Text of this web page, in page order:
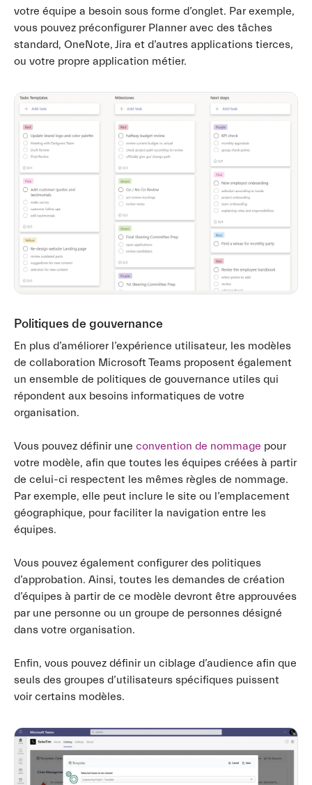
votre équipe a besoin sous forme d’onglet. Par exemple,
vous pouvez préconfigurer Planner avec des tâches
standard, OneNote, Jira et d’autres applications tierces,
ou votre propre application métier.
Politiques de gouvernance
En plus d’améliorer l’expérience utilisateur, les modèles
de collaboration Microsoft Teams proposent également
un ensemble de politiques de gouvernance utiles qui
répondent aux besoins informatiques de votre
organisation.
Vous pouvez définir une convention de nommage pour
votre modèle, afin que toutes les équipes créées à partir
de celui-ci respectent les mêmes règles de nommage.
Par exemple, elle peut inclure le site ou l’emplacement
géographique, pour faciliter la navigation entre les
équipes.
Vous pouvez également configurer des politiques
d’approbation. Ainsi, toutes les demandes de création
d’équipes à partir de ce modèle devront être approuvées
par une personne ou un groupe de personnes désigné
dans votre organisation.
Enfin, vous pouvez définir un ciblage d’audience afin que
seuls des groupes d’utilisateurs spécifiques puissent
voir certains modèles.